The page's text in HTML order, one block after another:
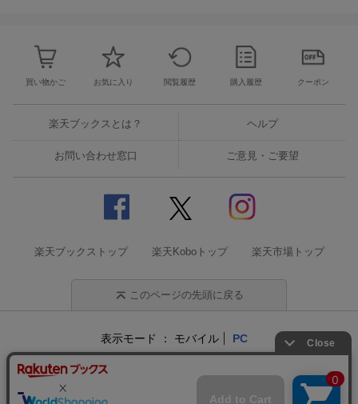
買い物かご お気に入り 閲覧履歴 購入履歴 クーポン
楽天ブックスとは？ ヘルプ
お問い合わせ窓口 ご意見・ご要望
楽天ブックストップ 楽天Koboトップ 楽天市場トップ
このページの先頭に戻る
表示モード モバイル PC
企業情報 個人情報保護方針
特定商取引法に基づく表記